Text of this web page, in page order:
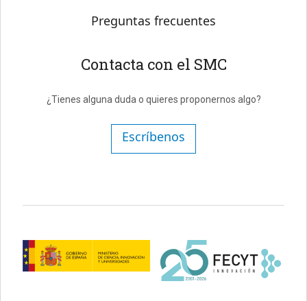
Preguntas frecuentes
Contacta con el SMC
¿Tienes alguna duda o quieres proponernos algo?
Escríbenos